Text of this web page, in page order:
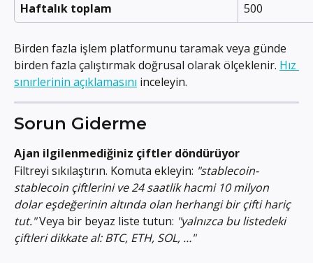
Haftalık toplam
500
Birden fazla işlem platformunu taramak veya günde
birden fazla çalıştırmak doğrusal olarak ölçeklenir. Hız
sınırlerinin açıklamasını inceleyin.
Sorun Giderme
Ajan ilgilenmediğiniz çiftler döndürüyor
Filtreyi sıkılaştırın. Komuta ekleyin: "stablecoin-
stablecoin çiftlerini ve 24 saatlik hacmi 10 milyon
dolar eşdeğerinin altında olan herhangi bir çifti hariç
tut." Veya bir beyaz liste tutun: "yalnızca bu listedeki
çiftleri dikkate al: BTC, ETH, SOL, …"